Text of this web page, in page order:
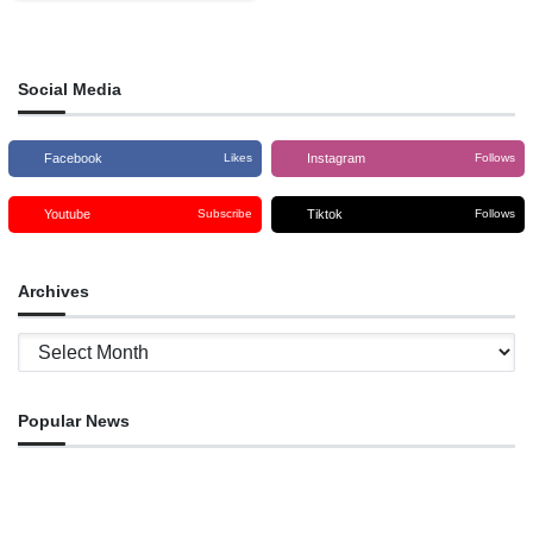
Social Media
Facebook Likes Instagram Follows
Youtube Subscribe Tiktok Follows
Archives
Archives
Popular News